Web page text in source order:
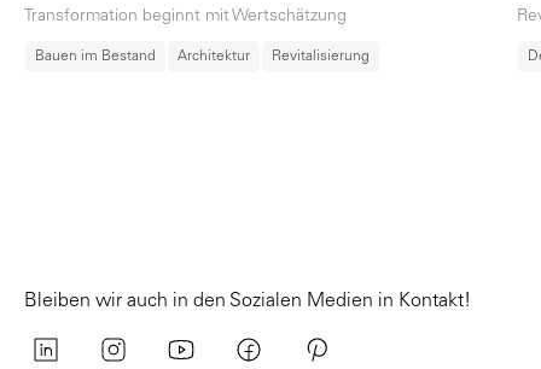
Transformation beginnt mit Wertschätzung
Bauen im Bestand Architektur Revitalisierung
Bleiben wir auch in den Sozialen Medien in Kontakt!